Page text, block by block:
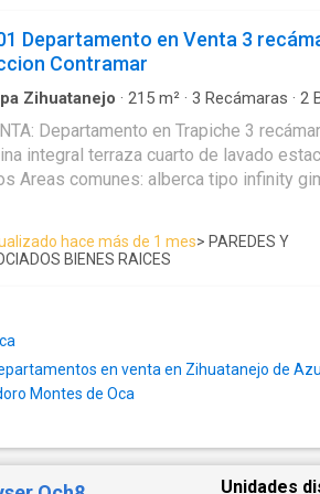
Departamento en Venta 3
Contramar
Zihuatanejo · 215 m² · 3 Recámaras · 2
·Cisterna·Cocina equipada·
·Electricidad· Elevador·
·Internet·Jacuzzi·Jardín·
Departamento en Trapiche 3
integral terraza cuarto de lavado
Areas comunes: alberca tipo infinity
https://goo.gl/maps/RL2AJYDn----
hace más de 1 mes> PAREDES Y
BIENES RAICES
en venta en Zihuatanejo de
Montes de Oca
Unidades